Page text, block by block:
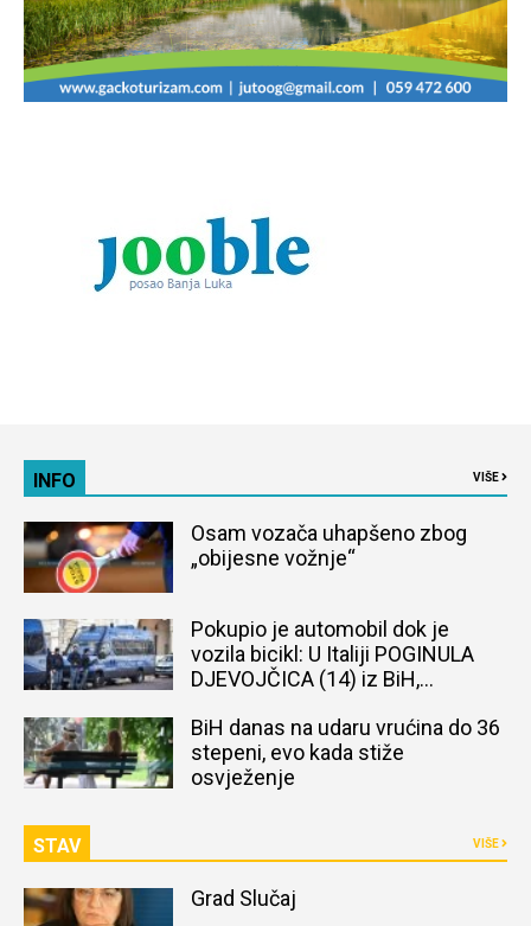
INFO VIŠE
Osam vozača uhapšeno zbog
„obijesne vožnje“
Pokupio je automobil dok je
vozila bicikl: U Italiji POGINULA
DJEVOJČICA (14) iz BiH,
BiH danas na udaru vrućina do 36
stepeni, evo kada stiže
osvježenje
STAV VIŠE
Grad Slučaj